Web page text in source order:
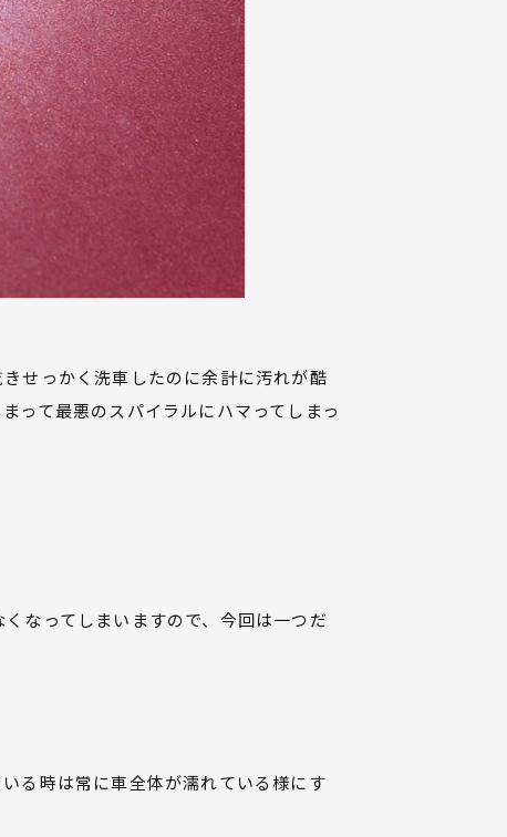
せっかく洗車したのに余計に汚れが酷
って最悪のスパイラルにハマってしまっ
なってしまいますので、今回は一つだ
る時は常に車全体が濡れている様にす